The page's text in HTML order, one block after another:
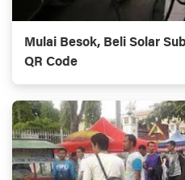
Mulai Besok, Beli Solar
QR Code